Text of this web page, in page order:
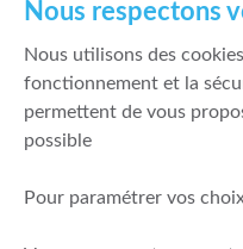
Politique de meilleure
Politique de durabilité
Fonds de garantie des
Nous respectons
Nous utilisons des
fonctionnement et la
permettent de vous
possible
Pour paramétrer vos